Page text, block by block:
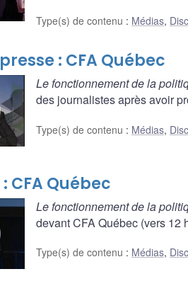
Type(s) de contenu : Médias,
: CFA Québec
Le fonctionnement de la
des journalistes après avoir
Type(s) de contenu : Médias,
CFA Québec
Le fonctionnement de la
devant CFA Québec (vers 12
Type(s) de contenu : Médias,